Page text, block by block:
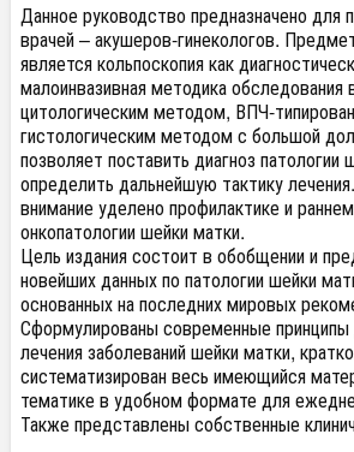
Данное руководство предназначено для
врачей – акушеров-гинекологов.
является кольпоскопия как
малоинвазивная методика обследования
цитологическим методом, ВПЧ-
гистологическим методом с большой
позволяет поставить диагноз патологии
определить дальнейшую тактику
внимание уделено профилактике и
онкопатологии шейки матки.
Цель издания состоит в обобщении и
новейших данных по патологии шейки
основанных на последних мировых
Сформулированы современные принципы
лечения заболеваний шейки матки,
систематизирован весь имеющийся
тематике в удобном формате для
Также представлены собственные